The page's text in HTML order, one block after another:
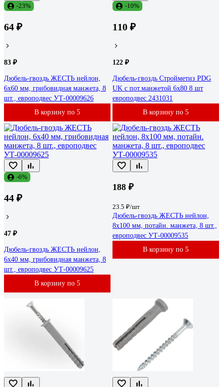
-23%
64 ₽
83 ₽
Дюбель-гвоздь ЖЕСТЬ нейлон,
6x60 мм, грибовидная манжета, 8
шт., европодвес УТ-00009626
В корзину по 5
-10%
110 ₽
122 ₽
Дюбель-гвоздь Стройметиз PDG
UK с пот.манжетой 6x80 8 шт
европодвес 2431031
В корзину по 5
-6%
44 ₽
47 ₽
Дюбель-гвоздь ЖЕСТЬ нейлон,
6x40 мм, грибовидная манжета, 8
шт., европодвес УТ-00009625
В корзину по 5
188 ₽
23.5 ₽/шт
Дюбель-гвоздь ЖЕСТЬ нейлон,
8x100 мм, потайн. манжета, 8 шт.,
европодвес УТ-00009535
В корзину по 5